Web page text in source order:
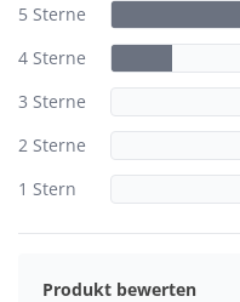
5 Sterne
4 Sterne
3 Sterne
2 Sterne
1 Stern
Produkt bewerten